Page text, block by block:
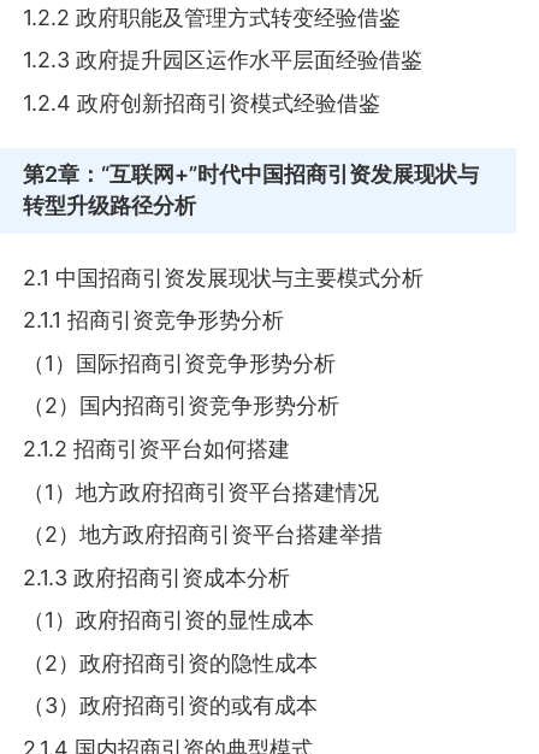
1.2.2 政府职能及管理方式转变经验借鉴
1.2.3 政府提升园区运作水平层面经验借鉴
1.2.4 政府创新招商引资模式经验借鉴
第2章 ：“互联网+”时代中国招商引资发展现状与
转型升级路径分析
2.1 中国招商引资发展现状与主要模式分析
2.1.1 招商引资竞争形势分析
（1）国际招商引资竞争形势分析
（2）国内招商引资竞争形势分析
2.1.2 招商引资平台如何搭建
（1）地方政府招商引资平台搭建情况
（2）地方政府招商引资平台搭建举措
2.1.3 政府招商引资成本分析
（1）政府招商引资的显性成本
（2）政府招商引资的隐性成本
（3）政府招商引资的或有成本
2.1.4 国内招商引资的典型模式